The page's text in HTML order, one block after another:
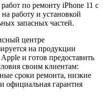
по ремонту iPhone 11 с
работу и установкой
запасных частей.
центре
на продукции
и готов предоставить
своим клиентам:
сроки ремонта, низкие
официальная гарантия